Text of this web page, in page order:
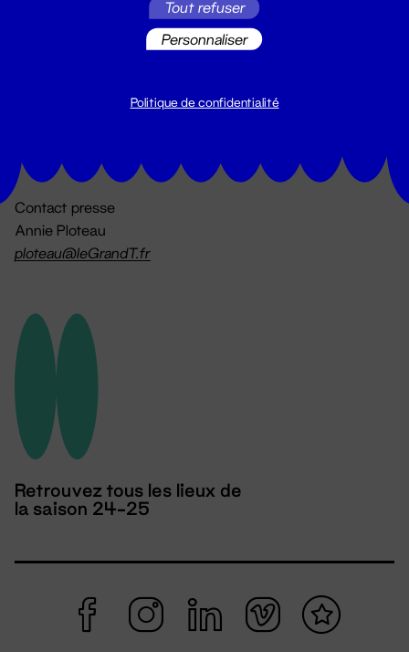
billetterie@leGrandT.fr
Contact presse
Annie Ploteau
ploteau@leGrandT.fr
Retrouvez tous les lieux de
la saison 24-25
Tout refuser
Personnaliser
Politique de confidentialité